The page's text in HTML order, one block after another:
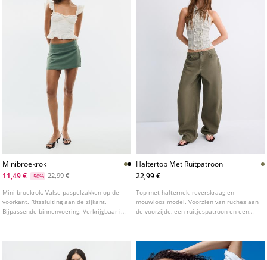
Minibroekrok
11,49 €
-50% 22,99 €
Mini broekrok. Valse paspelzakken op de
voorkant. Ritssluiting aan de zijkant.
Bijpassende binnenvoering. Verkrijgbaar in
Haltertop Met Ruitpatroon
22,99 €
Top met halternek, reverskraag en
mouwloos model. Voorzien van ruches aan
de voorzijde, een ruitjespatroon en een